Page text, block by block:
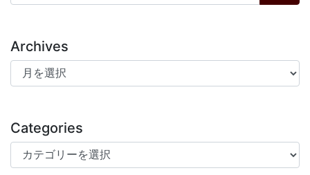
Archives
Archives
Categories
Categories